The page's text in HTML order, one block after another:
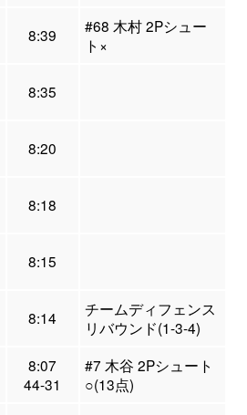
8:39
#68 木村 2Pシュー
ト×
8:35
8:20
8:18
8:15
8:14
チームディフェンス
リバウンド(1-3-4)
8:07
44-31
#7 木谷 2Pシュート
○(13点)